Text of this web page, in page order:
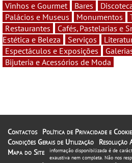
Vinhos e Gourmet Bares
Palácios e Museus
Monumentos
Restaurantes
Cafés, Pastelarias e
Estética e Beleza
Serviços
Espectáculos e Exposições
Bijuteria e Acessórios de Moda
Contactos
Política de Privacidade e
Condições Gerais de Utilização
Resolução
Mapa do Site
informação disponibilizada é de
exaustiva nem completa. Não nos